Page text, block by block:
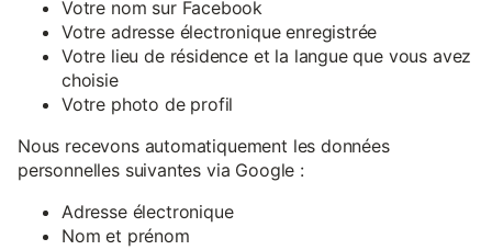
Votre nom sur Facebook
Votre adresse électronique enregistrée
Votre lieu de résidence et la langue que vous avez
choisie
Votre photo de profil
Nous recevons automatiquement les données
personnelles suivantes via Google :
Adresse électronique
Nom et prénom